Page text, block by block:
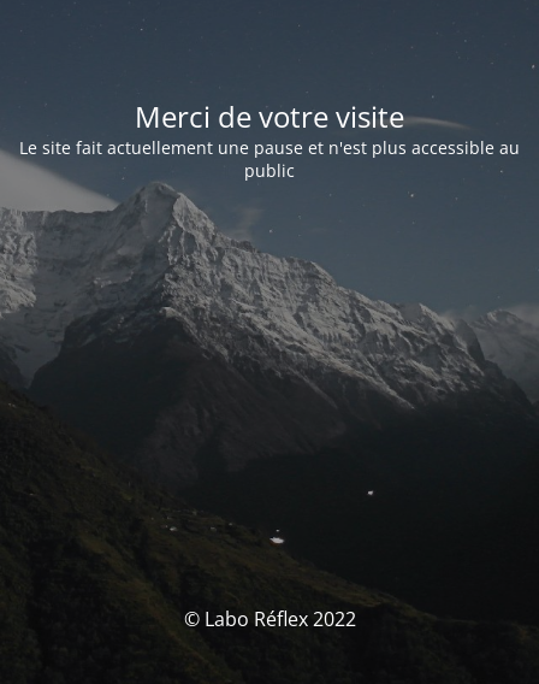
Merci de votre visite
Le site fait actuellement une pause et n'est plus accessible au
public
© Labo Réflex 2022